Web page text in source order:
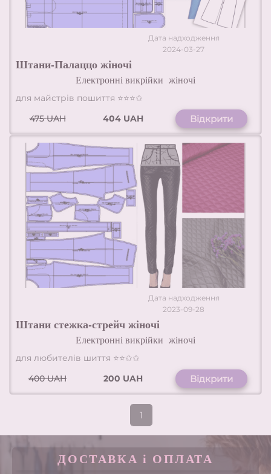
Дата надходження
2024-03-27
Штани-Палаццо жіночі
Електронні викрійки жіночі
для майстрів пошиття ⭐⭐⭐✩
475UAH 404 UAH Відкрити
Дата надходження
2023-09-28
Штани стежка-стрейч жіночі
Електронні викрійки жіночі
для любителів шиття ⭐⭐✩✩
400UAH 200 UAH Відкрити
1
ДОСТАВКА і ОПЛАТА